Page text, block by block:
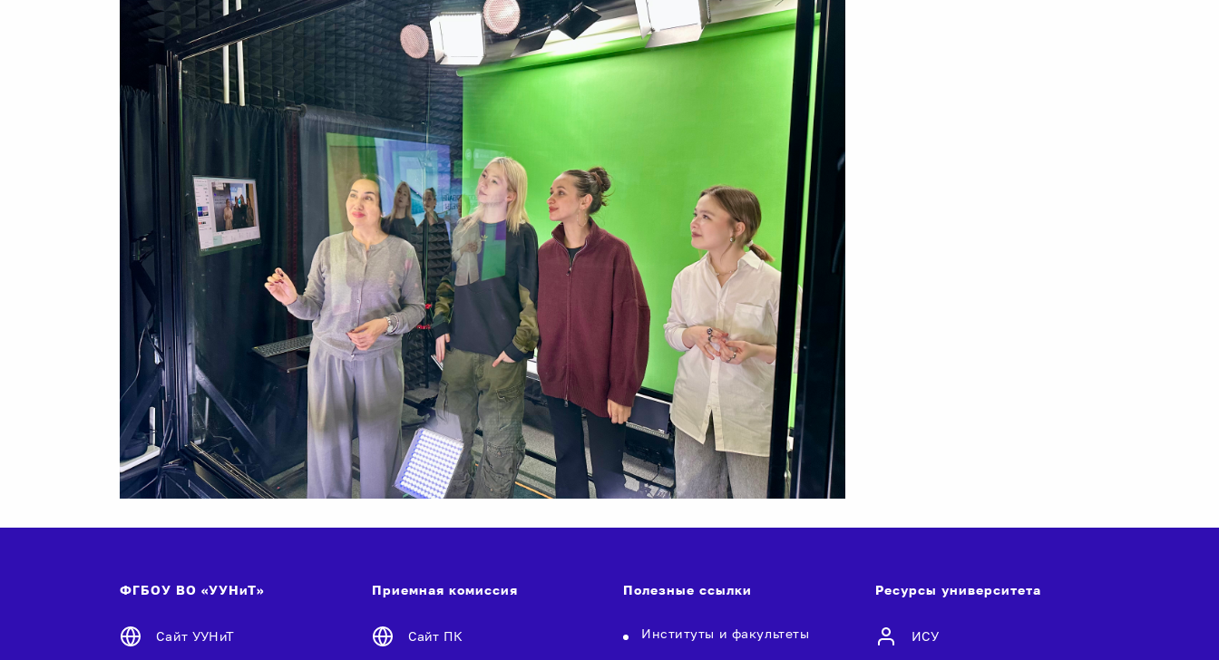
ФГБОУ ВО «УУНиТ»
Сайт УУНиТ
Приемная комиссия
Сайт ПК
Полезные ссылки
Институты и факультеты
Ресурсы университета
ИСУ